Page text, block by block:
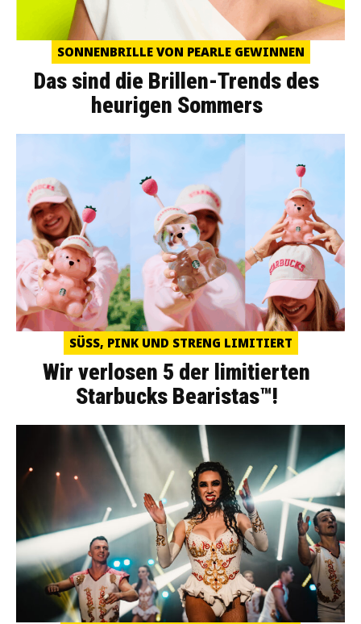
SONNENBRILLE VON PEARLE GEWINNEN
Das sind die Brillen-Trends des
heurigen Sommers
SÜSS, PINK UND STRENG LIMITIERT
Wir verlosen 5 der limitierten
Starbucks Bearistas™!